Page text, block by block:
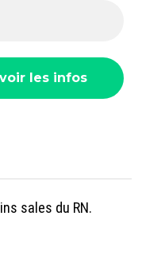
sales du RN.